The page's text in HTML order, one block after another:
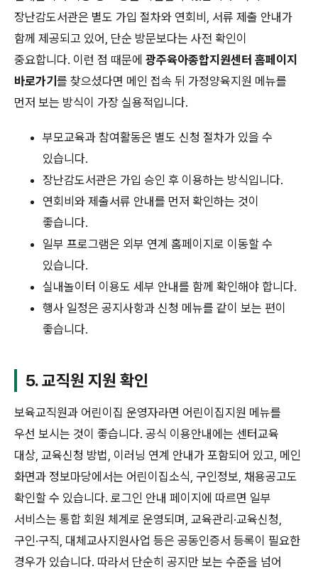
장난감도서관은 별도 가입 절차와 연회비, 서류 제출 안내가
함께 제공되고 있어, 단순 방문보다는 사전 확인이
중요합니다. 이런 점 때문에 광주육아종합지원센터 홈페이지
바로가기 를 찾으셨다면 메인 접속 뒤 가정양육지원 메뉴를
먼저 보는 방식이 가장 실용적입니다.
부모교육과 참여활동은 별도 신청 절차가 있을 수
있습니다.
장난감도서관은 가입 승인 후 이용하는 방식입니다.
연회비와 제출서류 안내를 먼저 확인하는 것이
좋습니다.
일부 프로그램은 외부 연계 홈페이지로 이동할 수
있습니다.
실내놀이터 이용도 세부 안내를 함께 확인해야 합니다.
행사 일정은 공지사항과 신청 메뉴를 같이 보는 편이
좋습니다.
5. 교직원 지원 확인
보육교직원과 어린이집 운영자라면 어린이집지원 메뉴를
우선 보시는 것이 좋습니다. 공식 이용안내에는 센터교육
대상, 교육신청 방법, 이러닝 연계 안내가 포함되어 있고, 메인
화면과 정보마당에서는 어린이집소식, 구인정보, 채용공고도
확인할 수 있습니다. 로그인 안내 페이지에 따르면 일부
서비스는 통합 회원 체계로 운영되며, 교육관리·교육신청,
구인·구직, 대체교사지원사업 등은 공동인증서 등록이 필요한
경우가 있습니다. 따라서 단순히 공지만 보는 수준을 넘어